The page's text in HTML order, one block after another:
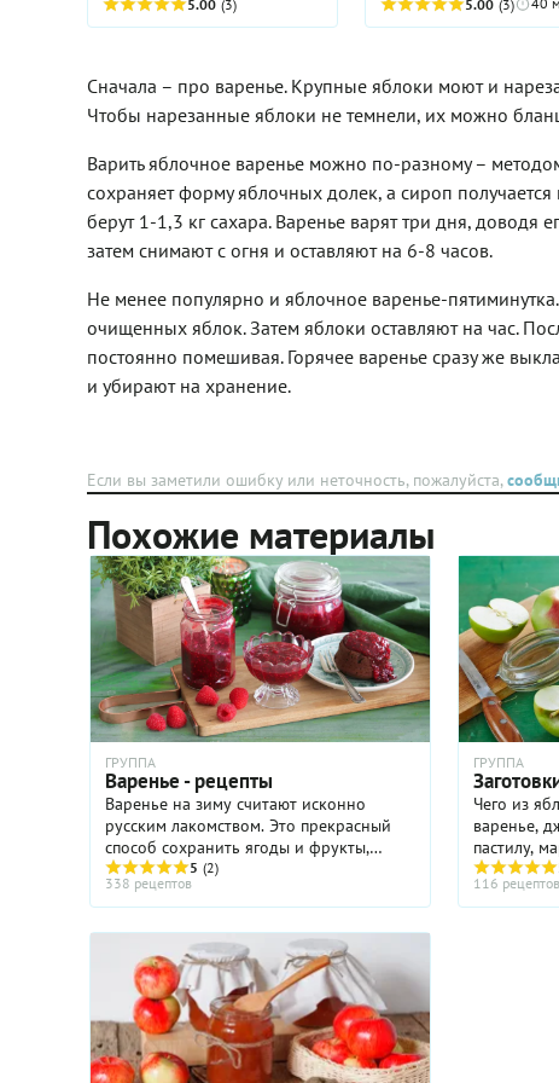
корицей, можно
(коричник китайский). В
этом случае будет лучше
взять 3-4 палочки.
успокоить: после
ощущаться во рту, как
очищенные орешки.
яблок и розового перца.
имбирными и еловыми
нотками. А в сочетании с
нежной ванилью — это
вообще становится за
гранью банального
яблочного варенья. Такое
подойдет для душевного
прекрасным
гастрономическим
подарком для близких и
приготовьте баночку такого
5.00 (3) 5.00 (3)
Сначала – про варенье. Крупные яблоки моют и
Чтобы нарезанные яблоки не темнели, их можно
Варить яблочное варенье можно по-разному –
сохраняет форму яблочных долек, а сироп
берут 1-1,3 кг сахара. Варенье варят три дня,
затем снимают с огня и оставляют на 6-8 часов.
Не менее популярно и яблочное варенье-
очищенных яблок. Затем яблоки оставляют на час.
постоянно помешивая. Горячее варенье сразу же
и убирают на хранение.
Если вы заметили ошибку или неточность, пожалуйста,
Похожие материалы
ГРУППА
Варенье - рецепты
Варенье на зиму считают исконно
русским лакомством. Это прекрасный
способ сохранить ягоды и фрукты,
сезон которых в нашем климате совсем
недолог. Сам термин – варенье –
подсказывает, как это сделать. ...
5 (2)
338 рецептов
ГРУППА
Чего из
варенье,
пастилу,
Самый
яблок -
зимой
116 рецептов